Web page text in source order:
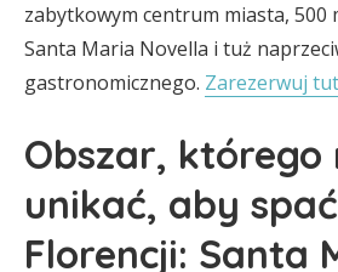
zabytkowym centrum miasta, 500
Santa Maria Novella i tuż
gastronomicznego. Zarezerwuj
Obszar, którego
unikać, aby
Florencji: Santa